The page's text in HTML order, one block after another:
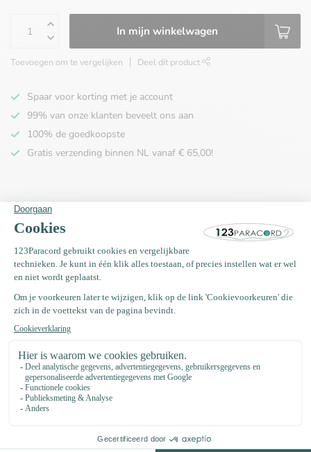
In mijn winkelwagen
Toevoegen om te vergelijken Deel dit product
Spaar voor korting met je account
99% van onze klanten beveelt ons aan
100% de goedkoopste
Gratis verzending binnen NL vanaf € 65,00!
Productomschrijving
Recent bekeken